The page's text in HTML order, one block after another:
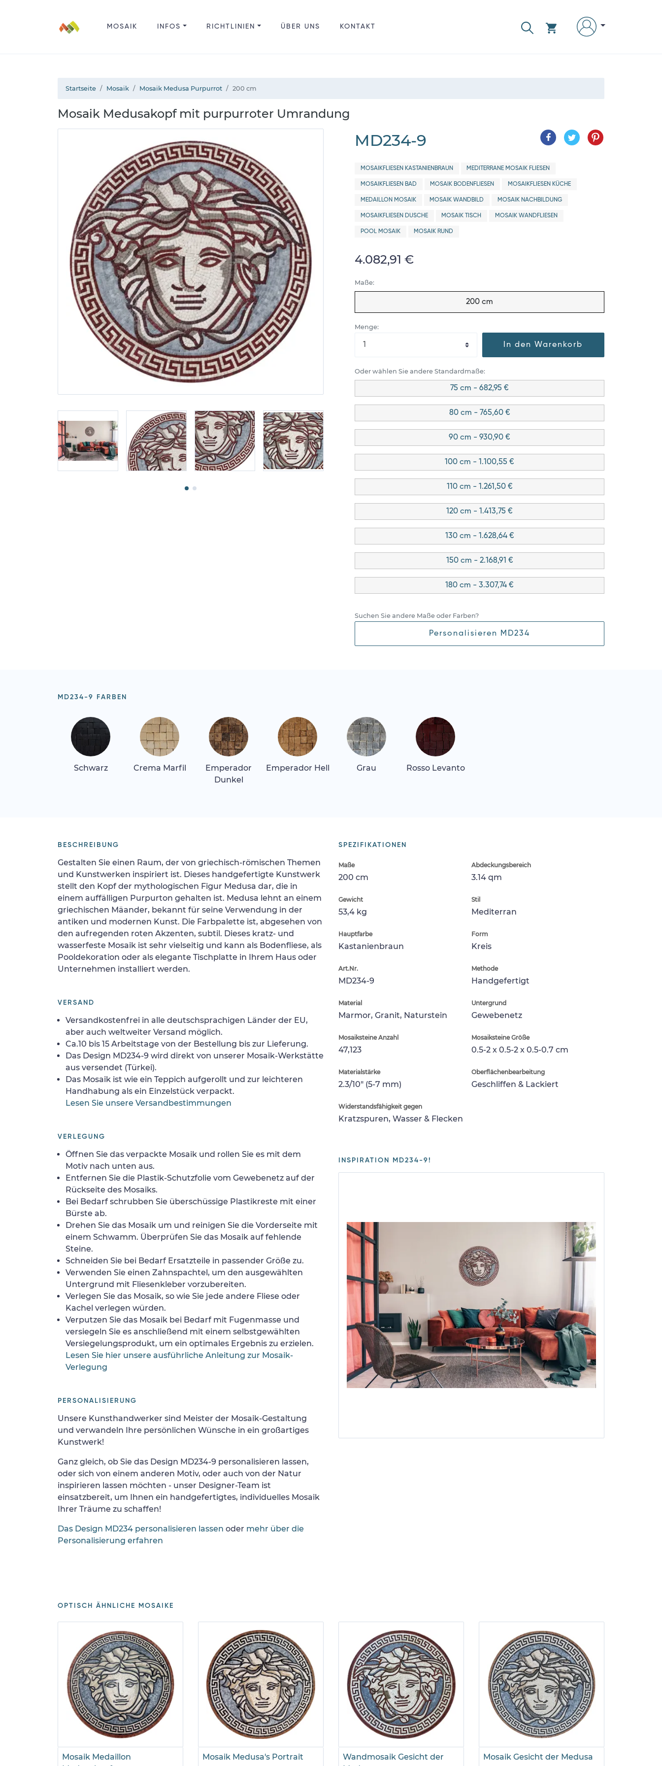
MOSAIK INFOS RICHTLINIEN ÜBER UNS KONTAKT
Startseite Mosaik Mosaik Medusa Purpurrot 200 cm
Mosaik Medusakopf mit purpurroter Umrandung
MD234-9
MOSAIKFLIESEN KASTANIENBRAUN MEDITERRANE MOSAIK FLIESEN
MOSAIKFLIESEN BAD MOSAIK BODENFLIESEN MOSAIKFLIESEN KÜCHE
MEDAILLON MOSAIK MOSAIK WANDBILD MOSAIK NACHBILDUNG
MOSAIKFLIESEN DUSCHE MOSAIK TISCH MOSAIK WANDFLIESEN
POOL MOSAIK MOSAIK RUND
4.082,91 €
Maße:
200 cm
Menge:
In den Warenkorb
Oder wählen Sie andere Standardmaße:
75 cm - 682,95 €
80 cm - 765,60 €
90 cm - 930,90 €
100 cm - 1.100,55 €
110 cm - 1.261,50 €
120 cm - 1.413,75 €
130 cm - 1.628,64 €
150 cm - 2.168,91 €
180 cm - 3.307,74 €
Suchen Sie andere Maße oder Farben?
Personalisieren MD234
MD234-9 FARBEN
Schwarz Crema Marfil
Emperador
Dunkel
Emperador Hell Grau Rosso Levanto
SPEZIFIKATIONEN
Maße
200 cm
Abdeckungsbereich
3.14 qm
Gewicht
53,4 kg
Stil
Mediterran
Hauptfarbe
Kastanienbraun
Form
Kreis
Art.Nr.
MD234-9
Methode
Handgefertigt
Material
Marmor, Granit, Naturstein
Untergrund
Gewebenetz
Mosaiksteine Anzahl
47,123
Mosaiksteine Größe
0.5-2 x 0.5-2 x 0.5-0.7 cm
Materialstärke
2.3/10" (5-7 mm)
Oberflächenbearbeitung
Geschliffen & Lackiert
Widerstandsfähigkeit gegen
Kratzspuren, Wasser & Flecken
INSPIRATION MD234-9!
BESCHREIBUNG
Gestalten Sie einen Raum, der von griechisch-römischen Themen
und Kunstwerken inspiriert ist. Dieses handgefertigte Kunstwerk
stellt den Kopf der mythologischen Figur Medusa dar, die in
einem auffälligen Purpurton gehalten ist. Medusa lehnt an einem
griechischen Mäander, bekannt für seine Verwendung in der
antiken und modernen Kunst. Die Farbpalette ist, abgesehen von
den aufregenden roten Akzenten, subtil. Dieses kratz- und
wasserfeste Mosaik ist sehr vielseitig und kann als Bodenfliese, als
Pooldekoration oder als elegante Tischplatte in Ihrem Haus oder
Unternehmen installiert werden.
VERSAND
Versandkostenfrei in alle deutschsprachigen Länder der EU,
aber auch weltweiter Versand möglich.
Ca.10 bis 15 Arbeitstage von der Bestellung bis zur Lieferung.
Das Design MD234-9 wird direkt von unserer Mosaik-Werkstätte
aus versendet (Türkei).
Das Mosaik ist wie ein Teppich aufgerollt und zur leichteren
Handhabung als ein Einzelstück verpackt.
Lesen Sie unsere Versandbestimmungen
VERLEGUNG
Öffnen Sie das verpackte Mosaik und rollen Sie es mit dem
Motiv nach unten aus.
Entfernen Sie die Plastik-Schutzfolie vom Gewebenetz auf der
Rückseite des Mosaiks.
Bei Bedarf schrubben Sie überschüssige Plastikreste mit einer
Bürste ab.
Drehen Sie das Mosaik um und reinigen Sie die Vorderseite mit
einem Schwamm. Überprüfen Sie das Mosaik auf fehlende
Steine.
Schneiden Sie bei Bedarf Ersatzteile in passender Größe zu.
Verwenden Sie einen Zahnspachtel, um den ausgewählten
Untergrund mit Fliesenkleber vorzubereiten.
Verlegen Sie das Mosaik, so wie Sie jede andere Fliese oder
Kachel verlegen würden.
Verputzen Sie das Mosaik bei Bedarf mit Fugenmasse und
versiegeln Sie es anschließend mit einem selbstgewählten
Versiegelungsprodukt, um ein optimales Ergebnis zu erzielen.
Lesen Sie hier unsere ausführliche Anleitung zur Mosaik-
Verlegung
PERSONALISIERUNG
Unsere Kunsthandwerker sind Meister der Mosaik-Gestaltung
und verwandeln Ihre persönlichen Wünsche in ein großartiges
Kunstwerk!
Ganz gleich, ob Sie das Design MD234-9 personalisieren lassen,
oder sich von einem anderen Motiv, oder auch von der Natur
inspirieren lassen möchten - unser Designer-Team ist
einsatzbereit, um Ihnen ein handgefertigtes, individuelles Mosaik
Ihrer Träume zu schaffen!
Das Design MD234 personalisieren lassen oder mehr über die
Personalisierung erfahren
OPTISCH ÄHNLICHE MOSAIKE
Mosaik Medaillon
Mosaik Medusa's Portrait
Wandmosaik Gesicht der
Mosaik Gesicht der Medusa